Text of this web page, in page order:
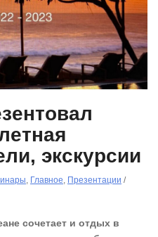
Шри-
программа,
, Главное, Презентации /
сочетает и отдых в стиле